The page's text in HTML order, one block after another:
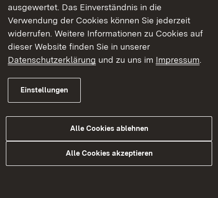
Unsere Top-Themen
Stellenangebote
Bundesfreiwilligendienst
ausgewertet. Das Einverständnis in die
Verwendung der Cookies können Sie jederzeit
widerrufen. Weitere Informationen zu Cookies auf
dieser Website finden Sie in unserer
Datenschutzerklärung und zu uns im Impressum.
Einstellungen
Alle Cookies ablehnen
Alle Cookies akzeptieren